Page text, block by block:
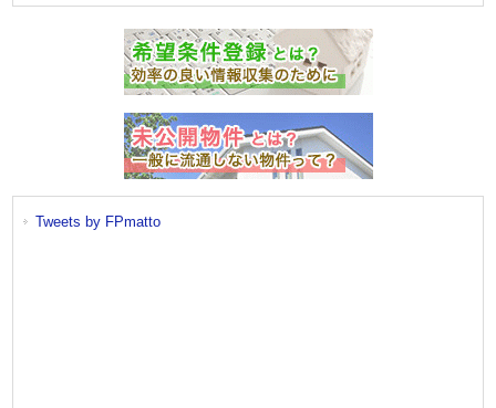
Tweets by FPmatto